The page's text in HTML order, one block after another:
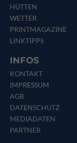
HÜTTEN
WETTER
PRINTMAGAZINE
LINKTIPPS
INFOS
KONTAKT
IMPRESSUM
AGB
DATENSCHUTZ
MEDIADATEN
PARTNER